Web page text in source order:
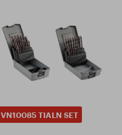
VN10085 TIALN SET